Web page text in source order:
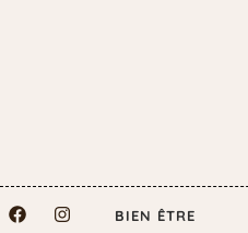
BIEN ÊTRE